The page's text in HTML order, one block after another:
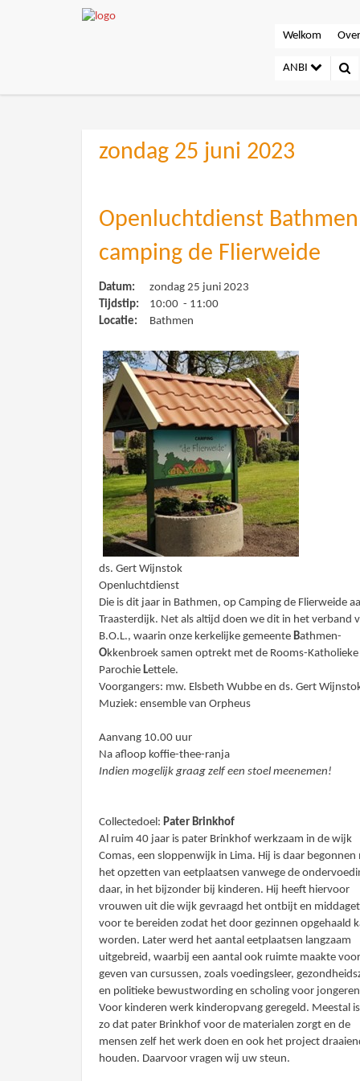
Welkom
ANBI
zondag 25 juni 2023
Openluchtdienst
camping de Flierweide
Datum:
zondag 25 juni 2023
Tijdstip:
10:00 - 11:00
Locatie:
Bathmen
ds. Gert Wijnstok
Openluchtdienst
Die is dit jaar in Bathmen, op Camping de Flierweide
Traasterdijk. Net als altijd doen we dit in het verband
B.O.L., waarin onze kerkelijke gemeenteBathmen-
Okkenbroek samen optrekt met de Rooms-Katholieke
ParochieLettele.
Voorgangers: mw. Elsbeth Wubbe en ds. Gert
Muziek: ensemble van Orpheus
Aanvang 10.00 uur
Na afloop koffie-thee-ranja
Indien mogelijk graag zelf een stoel meenemen!
Collectedoel:Pater Brinkhof
Al ruim 40 jaar is pater Brinkhof werkzaam in de wijk
Comas, een sloppenwijk in Lima. Hij is daar begonnen
het opzetten van eetplaatsen vanwege de
daar, in het bijzonder bij kinderen. Hij heeft hiervoor
vrouwen uit die wijk gevraagd het ontbijt en
voor te bereiden zodat het door gezinnen opgehaald
worden. Later werd het aantal eetplaatsen langzaam
uitgebreid, waarbij een aantal ook ruimte maakte
geven van cursussen, zoals voedingsleer,
en politieke bewustwording en scholing voor
Voor kinderen werk kinderopvang geregeld. Meestal
zo dat pater Brinkhof voor de materialen zorgt en de
mensen zelf het werk doen en ook het project
houden. Daarvoor vragen wij uw steun.